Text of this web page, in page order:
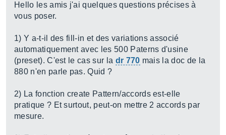
Hello les amis j'ai quelques questions précises à
vous poser.
1) Y a-t-il des fill-in et des variations associé
automatiquement avec les 500 Paterns d'usine
(preset). C'est le cas sur la dr 770 mais la doc de la
880 n'en parle pas. Quid ?
2) La fonction create Pattern/accords est-elle
pratique ? Et surtout, peut-on mettre 2 accords par
mesure.